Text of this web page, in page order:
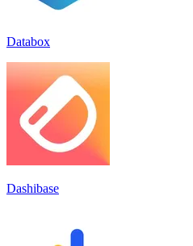
Databox
Dashibase